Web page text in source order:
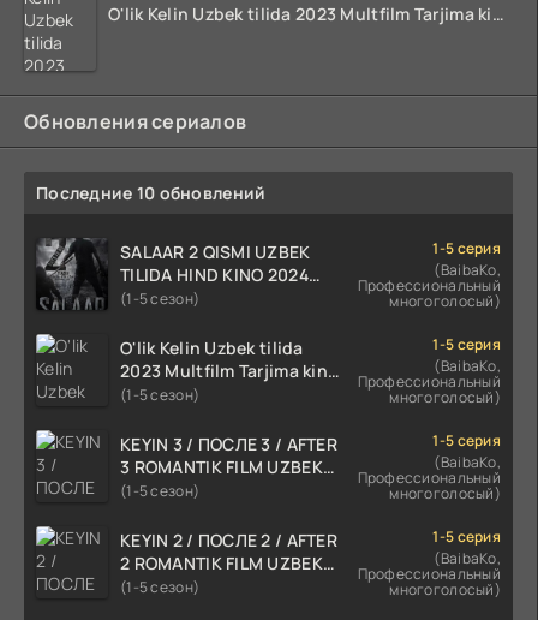
O'lik Kelin Uzbek tilida 2023 Multfilm Tarjima kino skachat
Обновления сериалов
Последние 10 обновлений
SALAAR 2 QISMI UZBEK
TILIDA HIND KINO 2024
TARJIMA 720p HD Skachat
(1-5 сезон)
1-5 серия
(BaibaKo,
Профессиональный
многоголосый)
O'lik Kelin Uzbek tilida
2023 Multfilm Tarjima kino
skachat
(1-5 сезон)
1-5 серия
(BaibaKo,
Профессиональный
многоголосый)
KEYIN 3 / ПОСЛЕ 3 / AFTER
3 ROMANTIK FILM UZBEK
TILIDA 2021 TARJIMA FILM
(1-5 сезон)
1-5 серия
(BaibaKo,
Профессиональный
многоголосый)
KEYIN 2 / ПОСЛЕ 2 / AFTER
2 ROMANTIK FILM UZBEK
TILIDA 2020 TARJIMA FILM
(1-5 сезон)
1-5 серия
(BaibaKo,
Профессиональный
многоголосый)